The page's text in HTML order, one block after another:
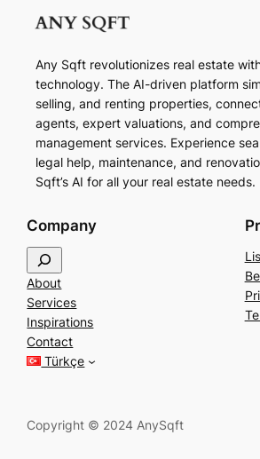
Any Sqft revolutionizes real estate
technology. The AI-driven platform
selling, and renting properties,
agents, expert valuations, and
management services. Experience
legal help, maintenance, and
Sqft’s AI for all your real estate needs.
Company
e
a
r
c
h
About
Services
Inspirations
Contact
Türkçe
Copyright © 2024 AnySqft